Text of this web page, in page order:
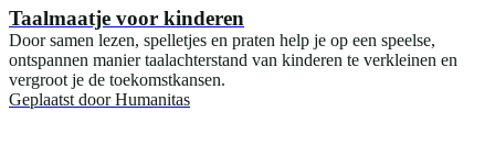
Taalmaatje voor kinderen
Door samen lezen, spelletjes en praten help je op een speelse,
ontspannen manier taalachterstand van kinderen te verkleinen en
vergroot je de toekomstkansen.
Geplaatst door Humanitas